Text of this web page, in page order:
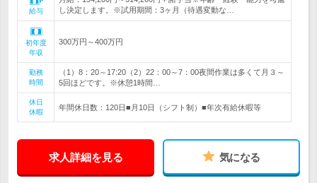
給与
し決定します。※試用期間：3ヶ月（待遇変動な…
初年度
年収
300万円～400万円
勤務
時間
（1）8：20～17:20（2）22：00～7：00夜間作業は多くて月３～
5回ほどです。※休憩1時間…
休日
休暇
年間休日数：120日■月10日（シフト制）■年次有給休暇等
求人詳細を見る 気になる